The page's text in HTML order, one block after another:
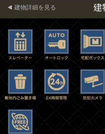
建
建物詳細を見る